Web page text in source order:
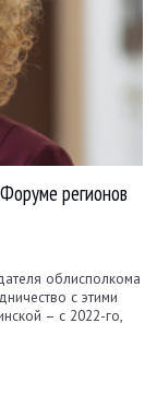
регионов
облисполкома
с этими
– с 2022-го,